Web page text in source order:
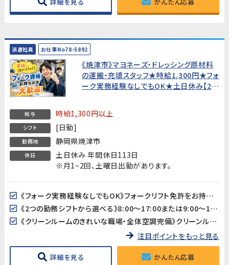
派遣社員 お仕事No78-5892
《焼津市》マヨネーズ・ドレッシング原材料
の運搬・充填スタッフ★時給1,300円★フォ
ーク実務経験なしでもOK★土日休み【20
給与 時給1,300円以上
シフト [日勤]
勤務地 静岡県焼津市
休日
土日休み 年間休日113日
※月1~2回、土曜日出勤があります。
《フォーク実務経験なしでもOK》フォークリフト免許をお持ちであれば、実務経験がなくても歓迎します。フォーク作業は全体の1割程度で、メインは運搬・充填・洗浄作業です。
《2つの勤務シフトから選べる》8:00〜17:00または9:00〜18:00のどちらかを選択できます。自分の生活スタイルに合わせた働き方が可能です。
《クリーンルームのきれいな職場・全体空調完備》クリーンルーム（フル装備）での作業で清潔な環境が保たれています。全体空調完備で、季節を問わず快適に働けます。
注目ポイントをもっと見る
詳細を見る かんたん応募